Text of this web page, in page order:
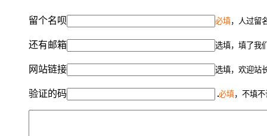
留个名呗 必填，人过留
还有邮箱 选填，填了我
网站链接 选填，欢迎站
验证的码 必填，不填